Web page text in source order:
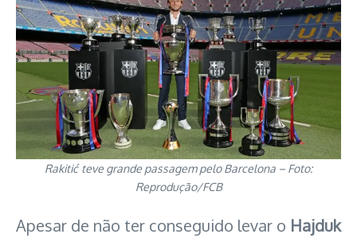
Rakitić teve grande passagem pelo Barcelona – Foto:
Reprodução/FCB
Apesar de não ter conseguido levar o Hajduk